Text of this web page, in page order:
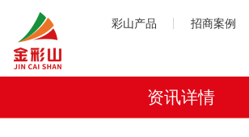
彩山产品 招商案例
资讯详情